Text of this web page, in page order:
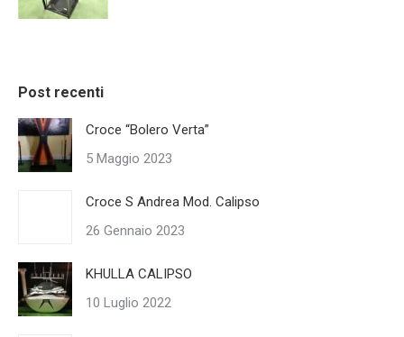
Post recenti
Croce “Bolero Verta”
5 Maggio 2023
Croce S Andrea Mod. Calipso
26 Gennaio 2023
KHULLA CALIPSO
10 Luglio 2022